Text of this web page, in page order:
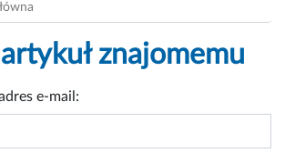
znajomemu
e-mail: